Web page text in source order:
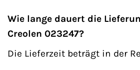
Wie lange dauert die
Creolen 023247?
Die Lieferzeit beträgt in der